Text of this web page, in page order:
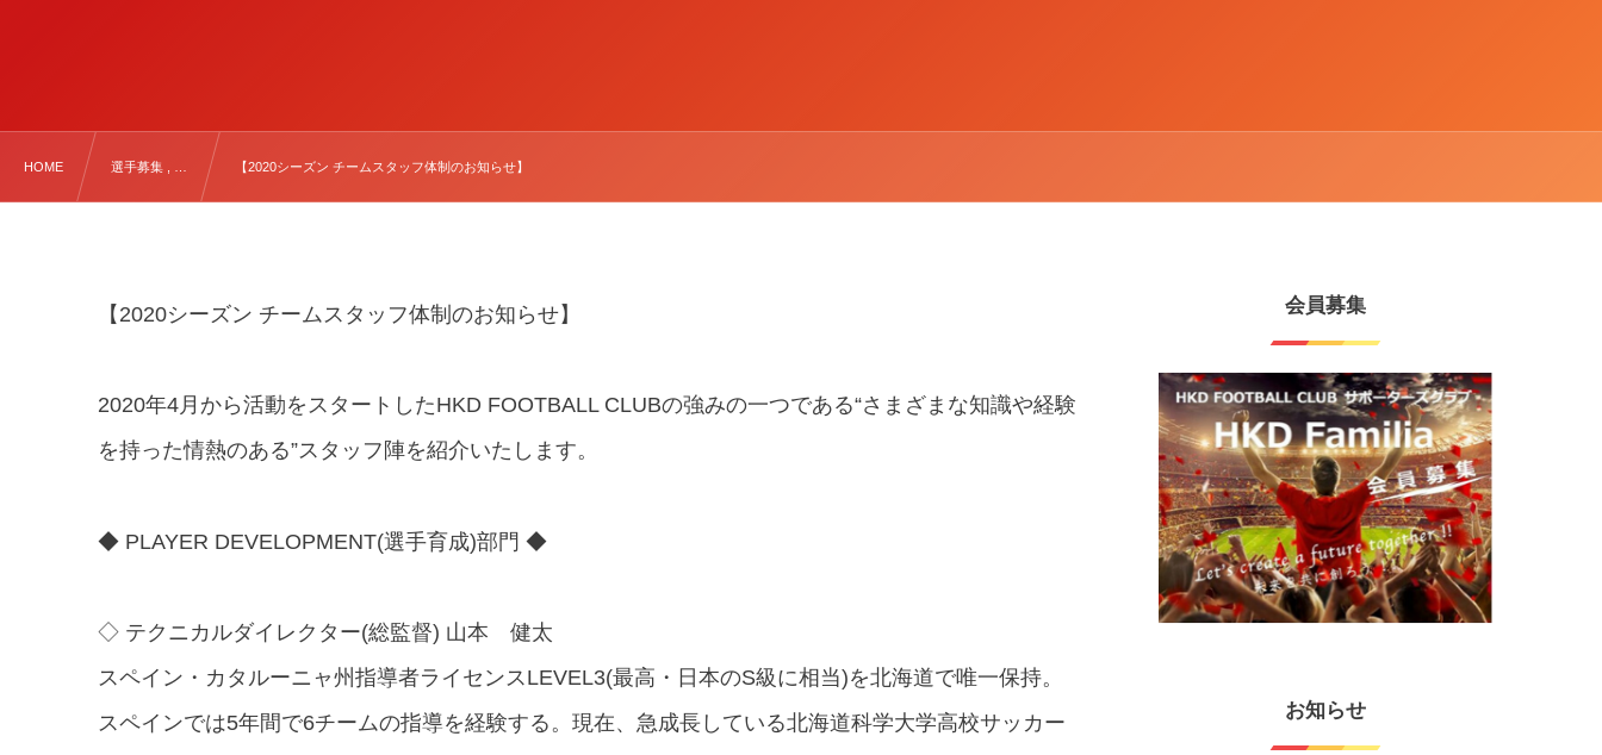
HOME 選手募集 , … 【2020シーズン チームスタッフ体制のお知らせ】
【2020シーズン チームスタッフ体制のお知らせ】
2020年4月から活動をスタートしたHKD FOOTBALL CLUBの強みの一つである“さまざまな知識や経験
を持った情熱のある”スタッフ陣を紹介いたします。
◆ PLAYER DEVELOPMENT(選手育成)部門 ◆
◇ テクニカルダイレクター(総監督) 山本 健太
スペイン・カタルーニャ州指導者ライセンスLEVEL3(最高・日本のS級に相当)を北海道で唯一保持。
スペインでは5年間で6チームの指導を経験する。現在、急成長している北海道科学大学高校サッカー
会員募集
お知らせ